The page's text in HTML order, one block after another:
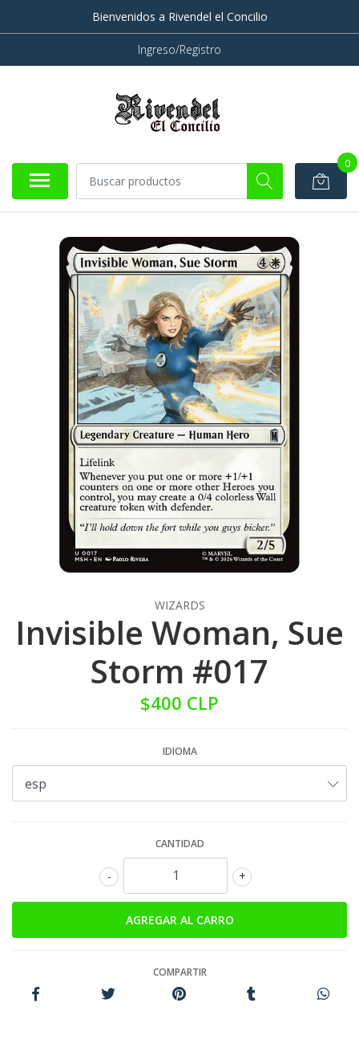
Bienvenidos a Rivendel el Concilio
Ingreso/Registro
0
WIZARDS
Invisible Woman, Sue
Storm #017
$400 CLP
IDIOMA
CANTIDAD
+
-
COMPARTIR